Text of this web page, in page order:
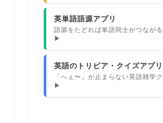
英単語語源アプリ
語源をたどれば単語同士がつながる
▶
英語のトリビア・クイズアプリ
「へぇ〜」が止まらない英語雑学
▶